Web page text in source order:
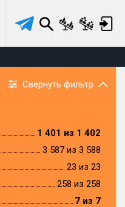
Свернуть фильтр
1 401 из 1 402
3 587 из 3 588
23 из 23
258 из 258
7 из 7